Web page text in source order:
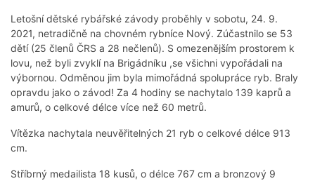
Letošní dětské rybářské závody proběhly v sobotu, 24. 9.
2021, netradičně na chovném rybníce Nový. Zúčastnilo se 53
dětí (25 členů ČRS a 28 nečlenů). S omezenějším prostorem k
lovu, než byli zvyklí na Brigádníku ,se všichni vypořádali na
výbornou. Odměnou jim byla mimořádná spolupráce ryb. Braly
opravdu jako o závod! Za 4 hodiny se nachytalo 139 kaprů a
amurů, o celkové délce více než 60 metrů.
Vítězka nachytala neuvěřitelných 21 ryb o celkové délce 913
cm.
Stříbrný medailista 18 kusů, o délce 767 cm a bronzový 9